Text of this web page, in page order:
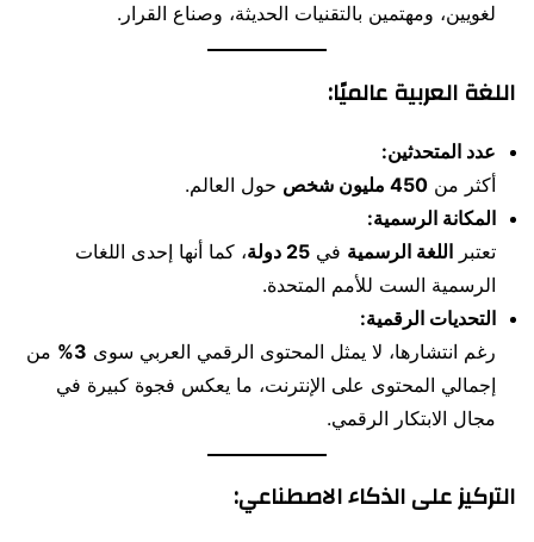
لغويين، ومهتمين بالتقنيات الحديثة، وصناع القرار.
اللغة العربية عالميًا:
عدد المتحدثين:
أكثر من 450 مليون شخص
حول العالم.
المكانة الرسمية:
تعتبر اللغة الرسمية في 25 دولة
، كما أنها إحدى اللغات
الرسمية الست للأمم المتحدة.
التحديات الرقمية:
رغم انتشارها، لا يمثل المحتوى الرقمي العربي سوى 3%
من
إجمالي المحتوى على الإنترنت، ما يعكس فجوة كبيرة في
مجال الابتكار الرقمي.
التركيز على الذكاء الاصطناعي: